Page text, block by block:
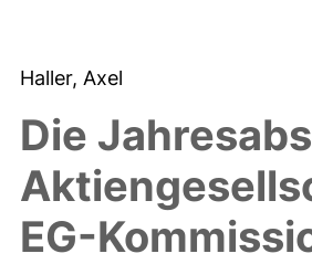
Haller, Axel
Die
EG-